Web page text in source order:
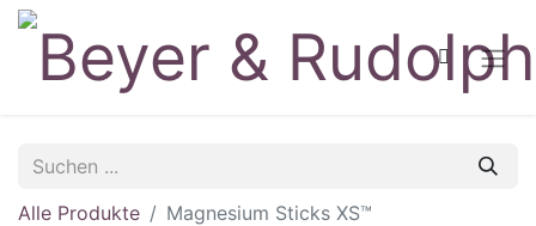
Alle Produkte Magnesium Sticks XS™